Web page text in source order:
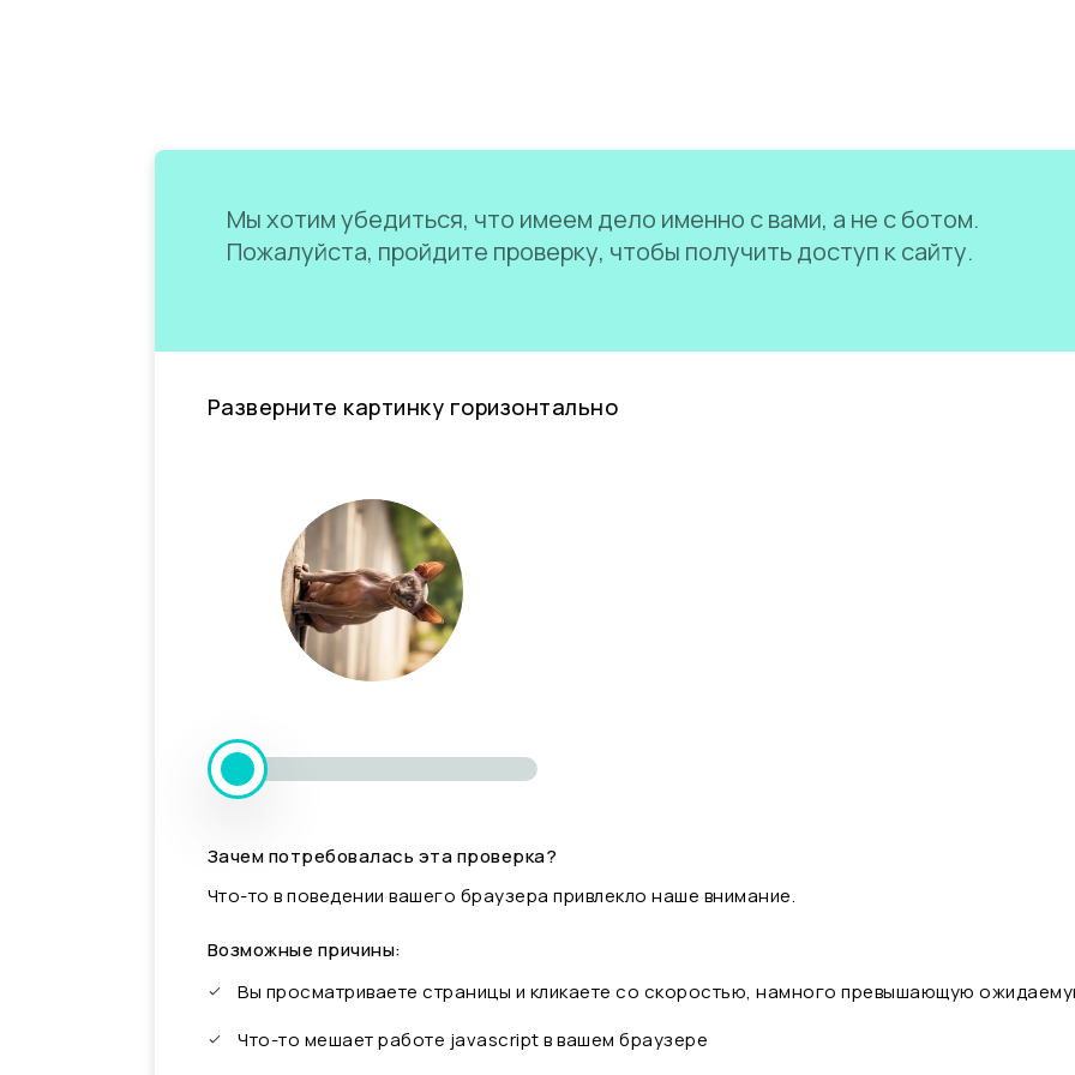
Мы хотим убедиться, что имеем дело именно с вами, а не с ботом.
Пожалуйста, пройдите проверку, чтобы получить доступ к сайту.
Разверните картинку горизонтально
Зачем потребовалась эта проверка?
Что-то в поведении вашего браузера привлекло наше внимание.
Возможные причины:
Вы просматриваете страницы и кликаете со скоростью, намного превышающую
Что-то мешает работе javascript в вашем браузере